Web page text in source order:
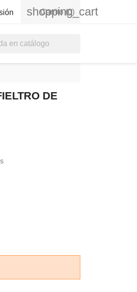
shopping_cart
Carrito (0)
DE